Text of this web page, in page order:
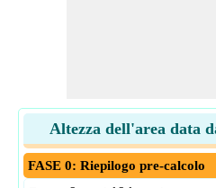
Altezza dell'area data
FASE 0: Riepilogo pre-calcolo